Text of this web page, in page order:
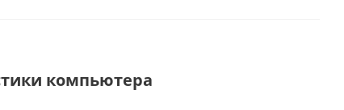
компьютера